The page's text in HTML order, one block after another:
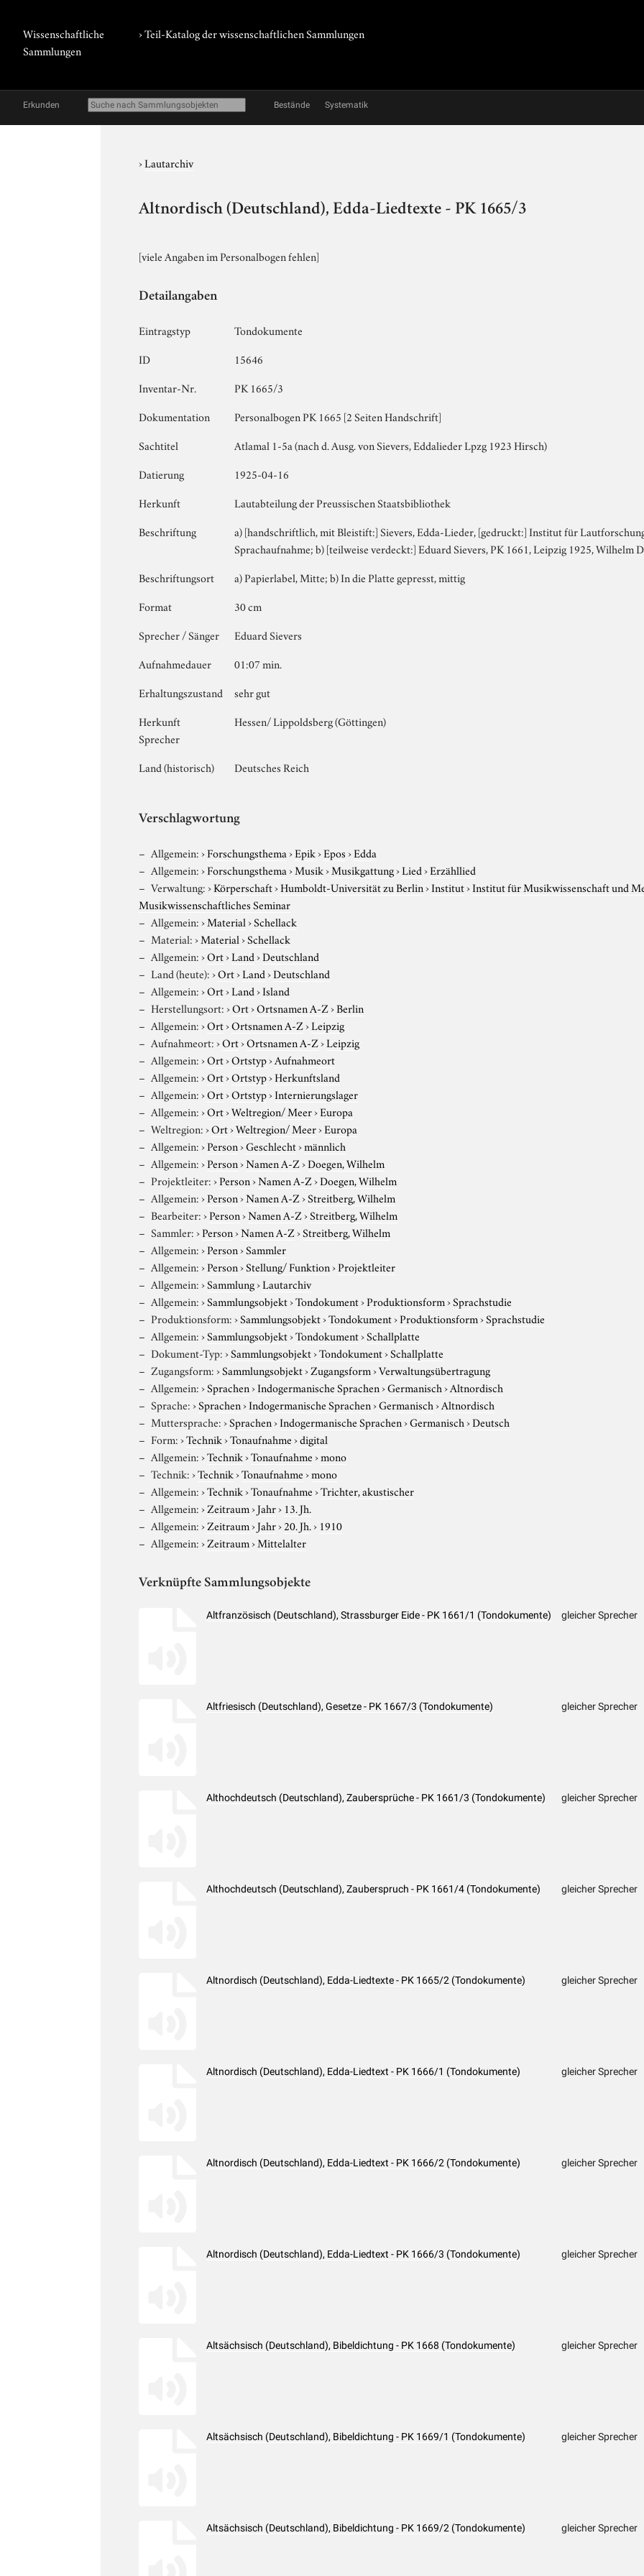
Wissenschaftliche
Sammlungen
› Teil-Katalog der wissenschaftlichen Sammlungen
Erkunden Bestände Systematik
›Lautarchiv
Altnordisch (Deutschland), Edda-Liedtexte - PK 1665/3
[viele Angaben im Personalbogen fehlen]
Detailangaben
Eintragstyp
Tondokumente
ID
15646
Inventar-Nr.
PK 1665/3
Dokumentation
Personalbogen PK 1665 [2 Seiten Handschrift]
Sachtitel
Atlamal 1-5a (nach d. Ausg. von Sievers, Eddalieder Lpzg 1923 Hirsch)
Datierung
1925-04-16
Herkunft
Lautabteilung der Preussischen Staatsbibliothek
Beschriftung
a) [handschriftlich, mit Bleistift:] Sievers, Edda-Lieder, [gedruckt:] Institut für
Sprachaufnahme; b) [teilweise verdeckt:] Eduard Sievers, PK 1661, Leipzig 1925, Wilhelm
Beschriftungsort
a) Papierlabel, Mitte; b) In die Platte gepresst, mittig
Format
30 cm
Sprecher / Sänger
Eduard Sievers
Aufnahmedauer
01:07 min.
Erhaltungszustand
sehr gut
Herkunft
Sprecher
Hessen/ Lippoldsberg (Göttingen)
Land (historisch) Deutsches Reich
Verschlagwortung
Allgemein:›Forschungsthema›Epik›Epos›Edda
Allgemein:›Forschungsthema›Musik›Musikgattung›Lied›Erzähllied
Verwaltung:›Körperschaft›Humboldt-Universität zu Berlin›Institut›Institut für Musikwissenschaft und
Musikwissenschaftliches Seminar
Allgemein:›Material›Schellack
Material:›Material›Schellack
Allgemein:›Ort›Land›Deutschland
Land (heute):›Ort›Land›Deutschland
Allgemein:›Ort›Land›Island
Herstellungsort:›Ort›Ortsnamen A-Z›Berlin
Allgemein:›Ort›Ortsnamen A-Z›Leipzig
Aufnahmeort:›Ort›Ortsnamen A-Z›Leipzig
Allgemein:›Ort›Ortstyp›Aufnahmeort
Allgemein:›Ort›Ortstyp›Herkunftsland
Allgemein:›Ort›Ortstyp›Internierungslager
Allgemein:›Ort›Weltregion/ Meer›Europa
Weltregion:›Ort›Weltregion/ Meer›Europa
Allgemein:›Person›Geschlecht›männlich
Allgemein:›Person›Namen A-Z›Doegen, Wilhelm
Projektleiter:›Person›Namen A-Z›Doegen, Wilhelm
Allgemein:›Person›Namen A-Z›Streitberg, Wilhelm
Bearbeiter:›Person›Namen A-Z›Streitberg, Wilhelm
Sammler:›Person›Namen A-Z›Streitberg, Wilhelm
Allgemein:›Person›Sammler
Allgemein:›Person›Stellung/ Funktion›Projektleiter
Allgemein:›Sammlung›Lautarchiv
Allgemein:›Sammlungsobjekt›Tondokument›Produktionsform›Sprachstudie
Produktionsform:›Sammlungsobjekt›Tondokument›Produktionsform›Sprachstudie
Allgemein:›Sammlungsobjekt›Tondokument›Schallplatte
Dokument-Typ:›Sammlungsobjekt›Tondokument›Schallplatte
Zugangsform:›Sammlungsobjekt›Zugangsform›Verwaltungsübertragung
Allgemein:›Sprachen›Indogermanische Sprachen›Germanisch›Altnordisch
Sprache:›Sprachen›Indogermanische Sprachen›Germanisch›Altnordisch
Muttersprache:›Sprachen›Indogermanische Sprachen›Germanisch›Deutsch
Form:›Technik›Tonaufnahme›digital
Allgemein:›Technik›Tonaufnahme›mono
Technik:›Technik›Tonaufnahme›mono
Allgemein:›Technik›Tonaufnahme›Trichter, akustischer
Allgemein:›Zeitraum›Jahr› 13. Jh.
Allgemein:›Zeitraum›Jahr›20. Jh.› 1910
Allgemein:›Zeitraum›Mittelalter
Verknüpfte Sammlungsobjekte
Altfranzösisch (Deutschland), Strassburger Eide - PK 1661/1 (Tondokumente) gleicher Sprecher
Altfriesisch (Deutschland), Gesetze - PK 1667/3 (Tondokumente) gleicher Sprecher
Althochdeutsch (Deutschland), Zaubersprüche - PK 1661/3 (Tondokumente) gleicher Sprecher
Althochdeutsch (Deutschland), Zauberspruch - PK 1661/4 (Tondokumente) gleicher Sprecher
Altnordisch (Deutschland), Edda-Liedtexte - PK 1665/2 (Tondokumente) gleicher Sprecher
Altnordisch (Deutschland), Edda-Liedtext - PK 1666/1 (Tondokumente) gleicher Sprecher
Altnordisch (Deutschland), Edda-Liedtext - PK 1666/2 (Tondokumente) gleicher Sprecher
Altnordisch (Deutschland), Edda-Liedtext - PK 1666/3 (Tondokumente) gleicher Sprecher
Altsächsisch (Deutschland), Bibeldichtung - PK 1668 (Tondokumente) gleicher Sprecher
Altsächsisch (Deutschland), Bibeldichtung - PK 1669/1 (Tondokumente) gleicher Sprecher
Altsächsisch (Deutschland), Bibeldichtung - PK 1669/2 (Tondokumente) gleicher Sprecher